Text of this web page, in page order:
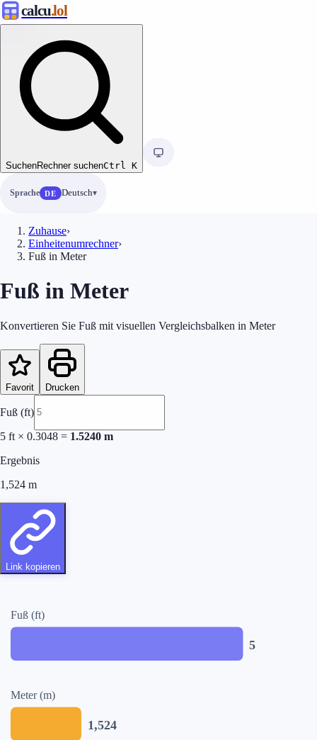
calcu.lol
SuchenRechner suchenCtrl K
Sprache DE Deutsch
Zuhause›
Einheitenumrechner›
Fuß in Meter
Fuß in Meter
Konvertieren Sie Fuß mit visuellen Vergleichsbalken in Meter
Favorit Drucken
Fuß (ft)
5 ft × 0.3048 = 1.5240 m
Ergebnis
1,524 m
Link kopieren
Fuß (ft)
5
Meter (m)
1,524